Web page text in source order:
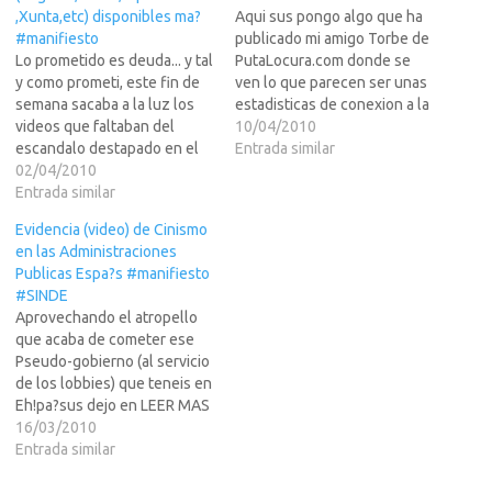
,Xunta,etc) disponibles ma?
#manifiesto
Lo prometido es deuda... y tal
y como prometi, este fin de
semana sacaba a la luz los
videos que faltaban del
escandalo destapado en el
tema de descargas piratas -
porque si, bajarselo desde
ES ILEGAL- en la mayoria de
los estamentos publicos de
Espa?br…
02/04/2010
Entrada similar
Aqui sus pongo algo que ha
publicado mi amigo Torbe de
PutaLocura.com donde se
ven lo que parecen ser unas
estadisticas de conexion a la
pagina de este desde
MINISTERIOS.Yo descubri el
10/04/2010
Entrada similar
Evidencia (video) de Cinismo
en las Administraciones
Publicas Espa?s #manifiesto
#SINDE
Aprovechando el atropello
que acaba de cometer ese
Pseudo-gobierno (al servicio
de los lobbies) que teneis en
Eh!pa?sus dejo en LEER MAS
>>> un video que
demostrara la increible
16/03/2010
Entrada similar